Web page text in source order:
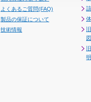
よくあるご質問(FAQ)
製品の保証について
技術情報